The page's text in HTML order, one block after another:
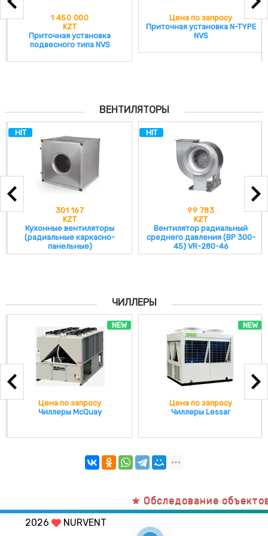
1 450 000
KZT
Приточная установка
подвесного типа NVS
Цена по запросу
Приточная установка N-TYPE
NVS
ВЕНТИЛЯТОРЫ
HIT
301 167
KZT
Кухонные вентиляторы
(радиальные каркасно-
панельные)
HIT
99 783
KZT
Вентилятор радиальный
среднего давления (ВР 300-
45) VR-280-46
ЧИЛЛЕРЫ
NEW
Цена по запросу
Чиллеры McQuay
NEW
Цена по запросу
Чиллеры Lessar
★ Обследование объектов
2026
NURVENT